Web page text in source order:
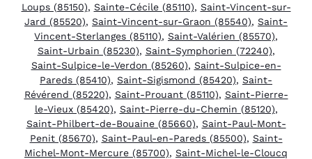
Loups (85150), Sainte-Cécile (85110), Saint-Vincent-sur-
Jard (85520), Saint-Vincent-sur-Graon (85540), Saint-
Vincent-Sterlanges (85110), Saint-Valérien (85570),
Saint-Urbain (85230), Saint-Symphorien (72240),
Saint-Sulpice-le-Verdon (85260), Saint-Sulpice-en-
Pareds (85410), Saint-Sigismond (85420), Saint-
Révérend (85220), Saint-Prouant (85110), Saint-Pierre-
le-Vieux (85420), Saint-Pierre-du-Chemin (85120),
Saint-Philbert-de-Bouaine (85660), Saint-Paul-Mont-
Penit (85670), Saint-Paul-en-Pareds (85500), Saint-
Michel-Mont-Mercure (85700), Saint-Michel-le-Cloucq